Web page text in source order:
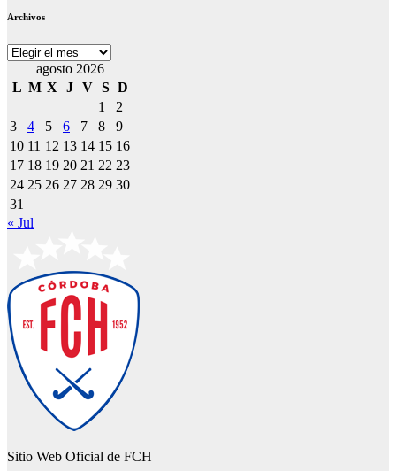
Archivos
Archivos
agosto 2026
L M X J V S D
1
2
3
4 5 6 7 8
9
10 11 12 13 14 15 16
17 18 19 20 21 22 23
24 25 26 27 28 29 30
31
« Jul
Sitio Web Oficial de FCH